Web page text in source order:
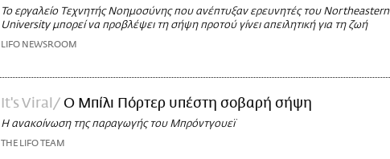
To εργαλείο Τεχνητής Νοημοσύνης που ανέπτυξαν ερευνητές του Northeastern
University μπορεί να προβλέψει τη σήψη προτού γίνει απειλητική για τη ζωή
LIFO NEWSROOM
It's Viral Ο Μπίλι Πόρτερ υπέστη σοβαρή σήψη
Η ανακοίνωση της παραγωγής του Μπρόντγουεϊ
THE LIFO TEAM